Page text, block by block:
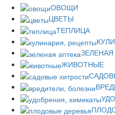
ОВОЩИ
ЦВЕТЫ
ТЕПЛИЦА
ЖИВОТНЫЕ